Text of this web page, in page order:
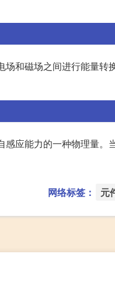
和磁场之间进行能量
感应能力的一种物理量
网络标签： 元